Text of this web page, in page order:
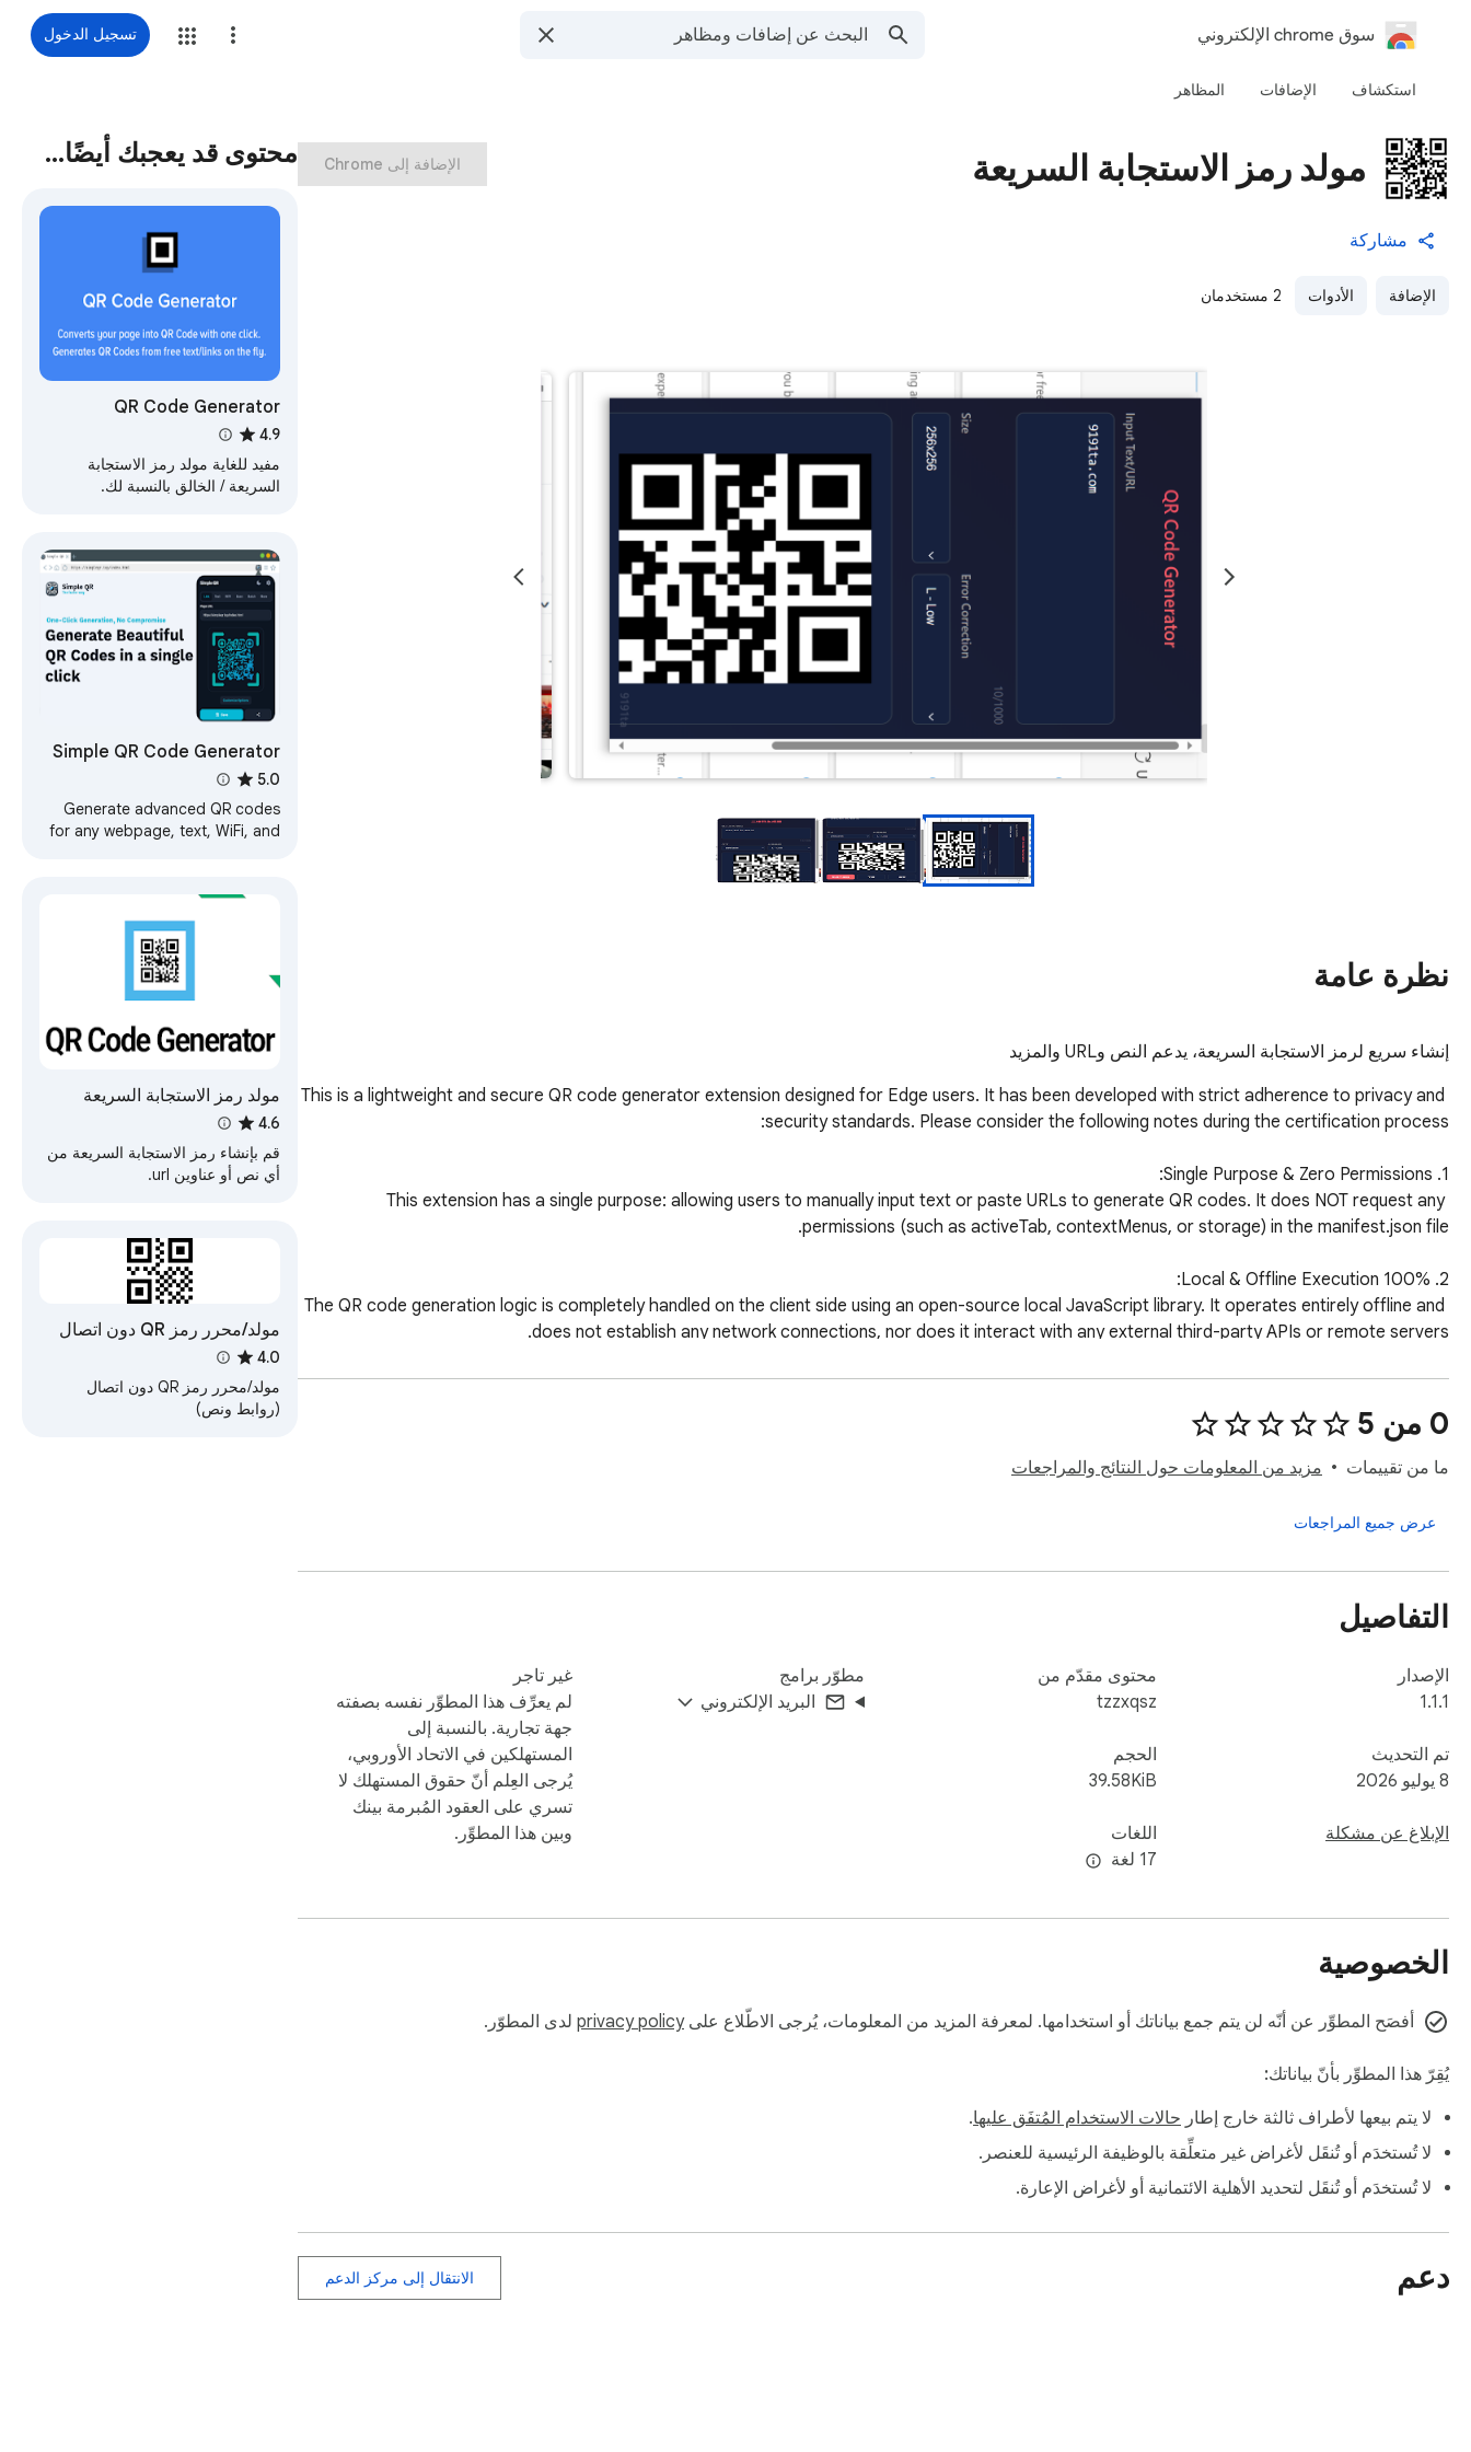
‏سوق chrome الإلكتروني تسجيل الدخول
استكشاف الإضافات المظاهر
مولد رمز الاستجابة السريعة
مشاركة
الإضافة الأدوات 2 مستخدمان
‏الإضافة إلى Chrome
نظرة عامة
إنشاء سريع لرمز الاستجابة السريعة، يدعم النص وURL والمزيد
This is a lightweight and secure QR code generator extension designed for Edge users. It has been developed with strict adherence to privacy and
This extension has a single purpose: allowing users to manually input text or paste URLs to generate QR codes. It does NOT request any
The QR code generation logic is completely handled on the client side using an open-source local JavaScript library. It operates entirely offline and
This extension does not collect, track, store, or transmit any user data, browsing histories, or inputted text content. It perfectly complies with
- Verify that the QR code is generated instantly and accurately in the popup UI.
‫0 من 5
ما من تقييمات مزيد من المعلومات حول النتائج والمراجعات
عرض جميع المراجعات
التفاصيل
الإصدار
1.1.1
تم التحديث
8 يوليو 2026
الإبلاغ عن مشكلة
محتوى مقدّم من
tzzxqsz
الحجم
39.58KiB
اللغات
‫17 لغة
مطوّر برامج
البريد الإلكتروني
غير تاجر
لم يعرِّف هذا المطوِّر نفسه بصفته
جهة تجارية. بالنسبة إلى
المستهلكين في الاتحاد الأوروبي،
يُرجى العِلم أنّ حقوق المستهلك لا
تسري على العقود المُبرمة بينك
وبين هذا المطوِّر.
الخصوصية
أفصَح المطوِّر عن أنّه لن يتم جمع بياناتك أو استخدامها. لمعرفة المزيد من المعلومات، يُرجى الاطّلاع علىprivacy policy لدى المطوّر.
يُقِرّ هذا المطوِّر بأنّ بياناتك:
لا يتم بيعها لأطراف ثالثة خارج إطار حالات الاستخدام المُتفَق عليها.
لا تُستخدَم أو تُنقَل لأغراض غير متعلِّقة بالوظيفة الرئيسية للعنصر.
لا تُستخدَم أو تُنقَل لتحديد الأهلية الائتمانية أو لأغراض الإعارة.
دعم الانتقال إلى مركز الدعم
محتوى قد يعجبك أيضًا…
QR Code Generator
4.9
مفيد للغاية مولد رمز الاستجابة
السريعة / الخالق بالنسبة لك.
Simple QR Code Generator
5.0
Generate advanced QR codes
for any webpage, text, WiFi, and
مولد رمز الاستجابة السريعة
4.6
قم بإنشاء رمز الاستجابة السريعة من
أي نص أو عناوين url.
مولد/محرر رمز QR دون اتصال
4.0
مولد/محرر رمز QR دون اتصال
(روابط ونص)